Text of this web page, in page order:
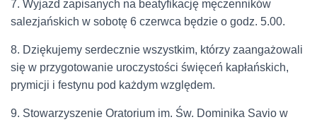
7. Wyjazd zapisanych na beatyfikację męczenników
salezjańskich w sobotę 6 czerwca będzie o godz. 5.00.
8. Dziękujemy serdecznie wszystkim, którzy zaangażowali
się w przygotowanie uroczystości święceń kapłańskich,
prymicji i festynu pod każdym względem.
9. Stowarzyszenie Oratorium im. Św. Dominika Savio w